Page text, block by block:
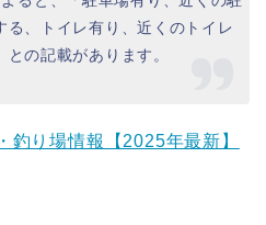
、トイレ有り、近くのトイレ
の記載があります。
釣り場情報【2025年最新】